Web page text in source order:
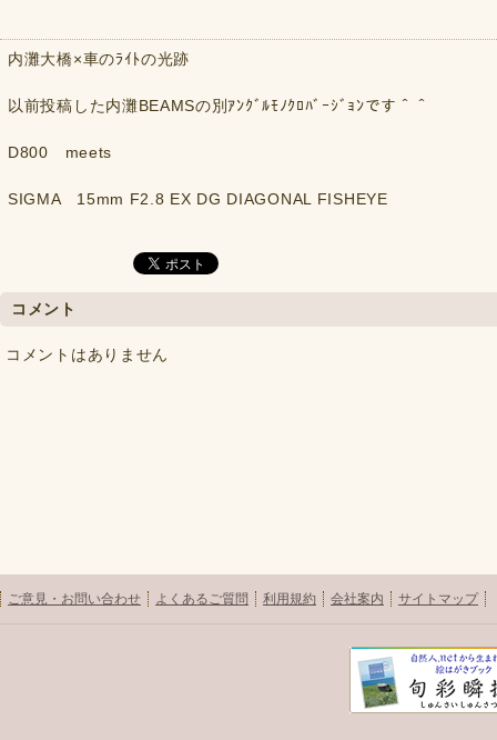
内灘大橋×車のﾗｲﾄの光跡
以前投稿した内灘BEAMSの別ｱﾝｸﾞﾙﾓﾉｸﾛﾊﾞｰｼﾞｮﾝです＾＾
D800 meets
SIGMA 15mm F2.8 EX DG DIAGONAL FISHEYE
コメント
コメントはありません
ご意見・お問い合わせ よくあるご質問 利用規約 会社案内 サイトマップ